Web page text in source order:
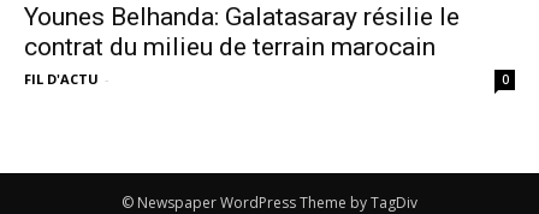
Younes Belhanda: Galatasaray résilie le
contrat du milieu de terrain marocain
FIL D'ACTU - 0
© Newspaper WordPress Theme by TagDiv